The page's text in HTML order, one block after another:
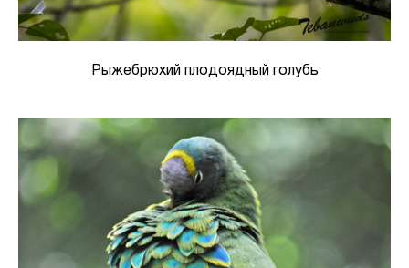
Рыжебрюхий плодоядный голубь